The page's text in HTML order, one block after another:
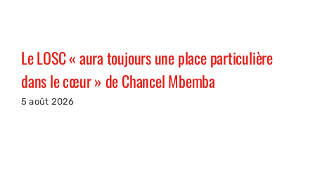
Le LOSC « aura toujours une place particulière
dans le cœur » de Chancel Mbemba
5 août 2026